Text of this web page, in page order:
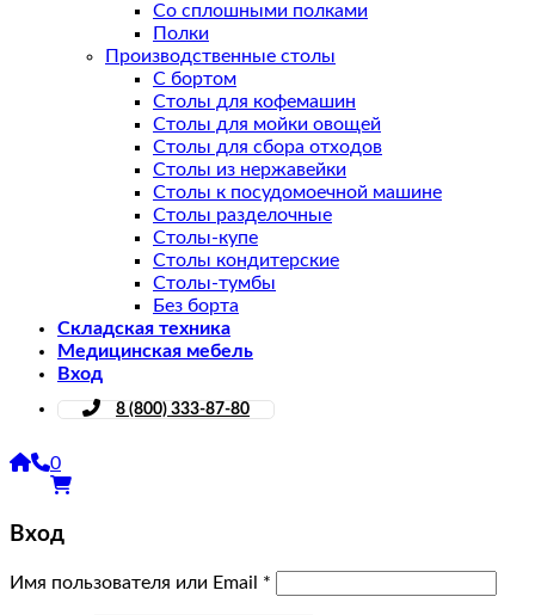
Со сплошными полками
Полки
Производственные столы
С бортом
Столы для кофемашин
Столы для мойки овощей
Столы для сбора отходов
Столы из нержавейки
Столы к посудомоечной машине
Столы разделочные
Столы-купе
Столы кондитерские
Столы-тумбы
Без борта
Складская техника
Медицинская мебель
Вход
8 (800) 333-87-80
0
Вход
Имя пользователя или Email *